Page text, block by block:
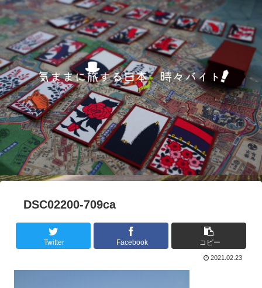
DSC02200-709ca
Twitter Facebook コピー
2021.02.23